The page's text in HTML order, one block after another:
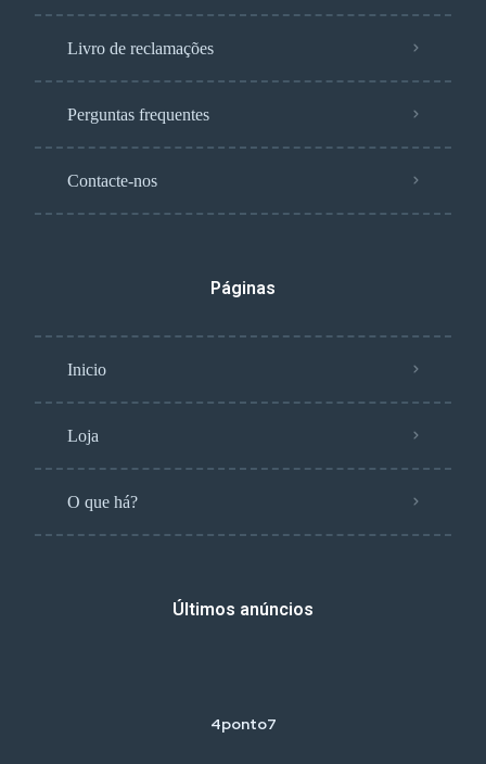
Livro de reclamações
Perguntas frequentes
Contacte-nos
Páginas
Inicio
Loja
O que há?
Últimos anúncios
4ponto7